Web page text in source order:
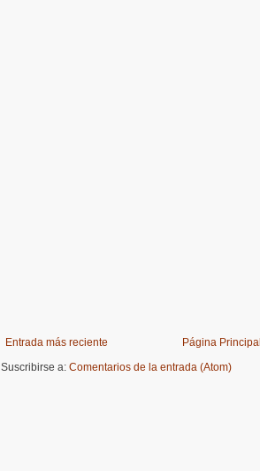
Entrada más reciente
Página Principal
Suscribirse a: Comentarios de la entrada (Atom)